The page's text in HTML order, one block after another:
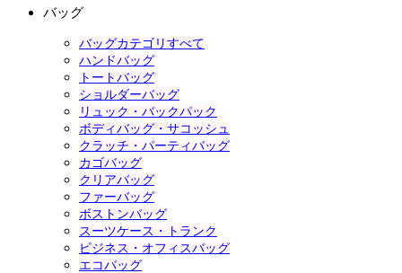
バッグ
バッグカテゴリすべて
ハンドバッグ
トートバッグ
ショルダーバッグ
リュック・バックパック
ボディバッグ・サコッシュ
クラッチ・パーティバッグ
カゴバッグ
クリアバッグ
ファーバッグ
ボストンバッグ
スーツケース・トランク
ビジネス・オフィスバッグ
エコバッグ